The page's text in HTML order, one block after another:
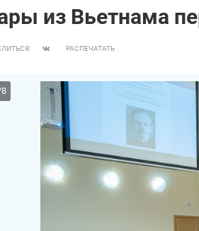
из Вьетнама
РАСПЕЧАТАТЬ
8